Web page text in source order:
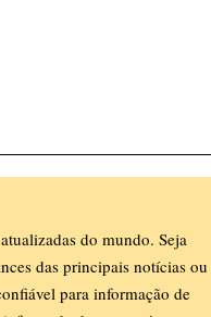
do mundo. Seja
das principais notícias ou
para informação de